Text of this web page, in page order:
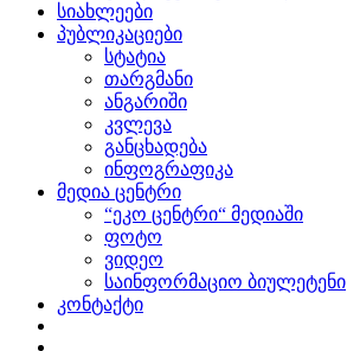
სიახლეები
პუბლიკაციები
სტატია
თარგმანი
ანგარიში
კვლევა
განცხადება
ინფოგრაფიკა
მედია ცენტრი
“ეკო ცენტრი“ მედიაში
ფოტო
ვიდეო
საინფორმაციო ბიულეტენი
კონტაქტი